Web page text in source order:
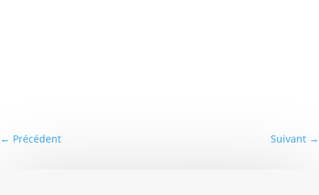
← Précédent Suivant →